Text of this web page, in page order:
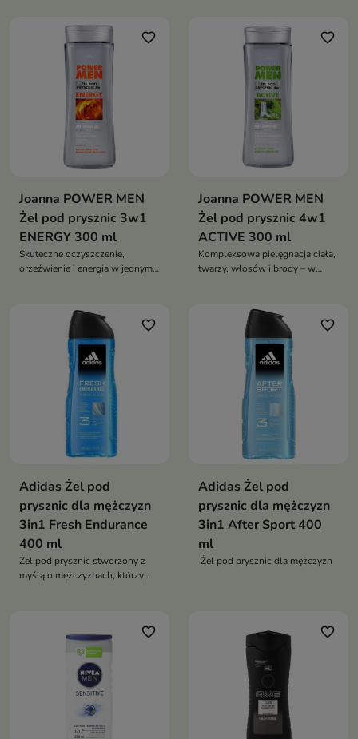
favorite_border
Joanna POWER MEN
Żel pod prysznic 3w1
ENERGY 300 ml
Skuteczne oczyszczenie,
orzeźwienie i energia w jednym
favorite_border
Joanna POWER MEN
Żel pod prysznic 4w1
ACTIVE 300 ml
Kompleksowa pielęgnacja ciała,
twarzy, włosów i brody – w
favorite_border
Adidas Żel pod
prysznic dla mężczyzn
3in1 Fresh Endurance
400 ml
Żel pod prysznic stworzony z
myślą o mężczyznach, którzy
favorite_border
Adidas Żel pod
prysznic dla mężczyzn
3in1 After Sport 400
ml
Żel pod prysznic dla mężczyzn
favorite_border favorite_border